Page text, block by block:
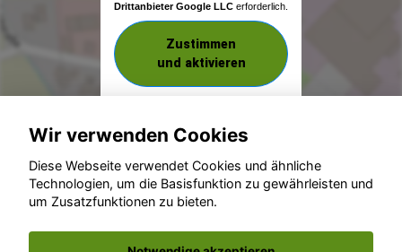
Drittanbieter Google LLC erforderlich.
Zustimmen
und aktivieren
© konjunkturmotor.de GmbH 2020 - 2026
Wir verwenden Cookies
Diese Webseite verwendet Cookies und ähnliche
Technologien, um die Basisfunktion zu gewährleisten und
um Zusatzfunktionen zu bieten.